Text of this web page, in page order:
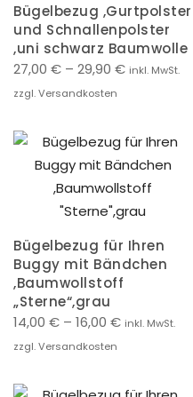
Bügelbezug ,Gurtpolster
und Schnallenpolster
,uni schwarz Baumwolle
27,00 € – 29,90 € inkl. MwSt.
zzgl. Versandkosten
Bügelbezug für Ihren
Buggy mit Bändchen
,Baumwollstoff
„Sterne“,grau
14,00 € – 16,00 € inkl. MwSt.
zzgl. Versandkosten